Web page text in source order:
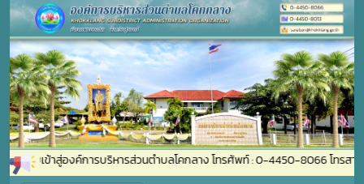
อนรับเข้าสู่องค์การบริหารส่วนตำบลโคกลาง โทรศัพท์ : 0-4450-8066 โทรสาร